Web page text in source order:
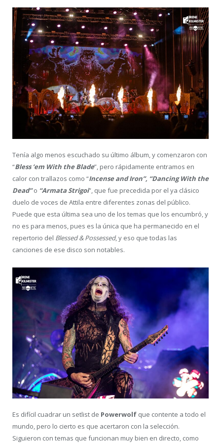
Tenía algo menos escuchado su último álbum, y comenzaron con
“Bless ’em With the Blade”, pero rápidamente entramos en
calor con trallazos como “Incense and Iron”, “Dancing With the
Dead”o “Armata Strigoi”, que fue precedida por el ya clásico
duelo de voces de Attila entre diferentes zonas del público.
Puede que esta última sea uno de los temas que los encumbró, y
no es para menos, pues es la única que ha permanecido en el
repertorio del Blessed & Possessed, y eso que todas las
canciones de ese disco son notables.
Es difícil cuadrar un setlist de Powerwolf que contente a todo el
mundo, pero lo cierto es que acertaron con la selección.
Siguieron con temas que funcionan muy bien en directo, como